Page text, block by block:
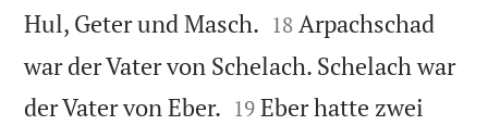
Hul, Geter und Masch. 

18 Arpachschad
war der Vater von Schelach. Schelach war
der Vater von Eber. 

19 Eber hatte zwei